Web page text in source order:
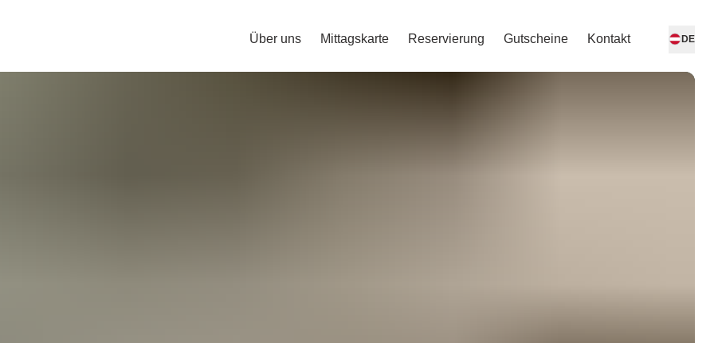
Über uns Mittagskarte Reservierung Gutscheine Kontakt DE